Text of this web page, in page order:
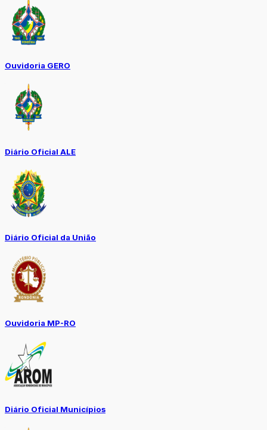
Ouvidoria GERO
Diário Oficial ALE
Diário Oficial da União
Ouvidoria MP-RO
Diário Oficial Municípios